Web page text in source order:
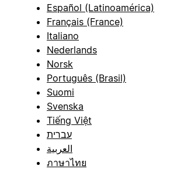
Español (Latinoamérica)
Français (France)
Italiano
Nederlands
Norsk
Português (Brasil)
Suomi
Svenska
Tiếng Việt
עברית
العربية
ภาษาไทย